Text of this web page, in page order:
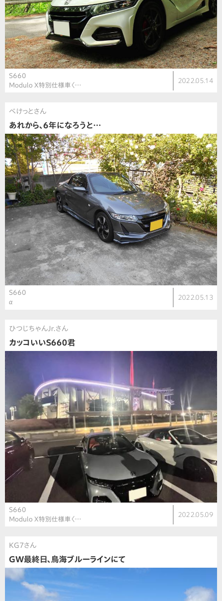
S660
Modulo X特別仕様車〈…
2022.05.14
べけっとさん
あれから、6年になろうと…
S660
α
2022.05.13
ひつじちゃんJr.さん
カッコいいS660君
S660
Modulo X特別仕様車〈…
2022.05.09
KG7さん
GW最終日、鳥海ブルーラインにて